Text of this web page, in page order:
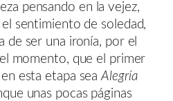
pensando en la vejez,
sentimiento de soledad,
de ser una ironía, por el
momento, que el primer
esta etapa seaAlegría
unas pocas páginas